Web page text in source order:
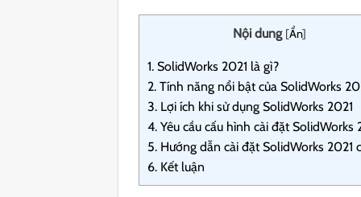
Nội dung [Ẩn]
1. SolidWorks 2021 là gì?
2. Tính năng nổi bật của SolidWorks
3. Lợi ích khi sử dụng SolidWorks 2021
4. Yêu cầu cấu hình cài đặt SolidWorks
5. Hướng dẫn cài đặt SolidWorks 2021
6. Kết luận